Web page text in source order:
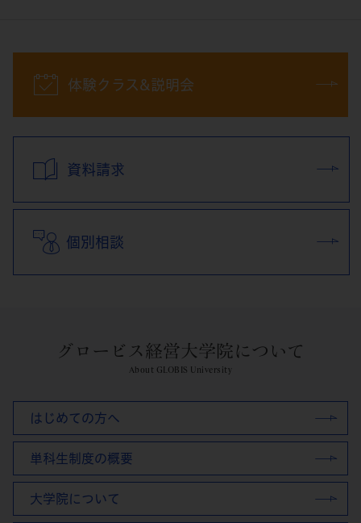
体験クラス&説明会
資料請求
個別相談
グロービス経営大学院について
About GLOBIS University
はじめての方へ
単科生制度の概要
大学院について